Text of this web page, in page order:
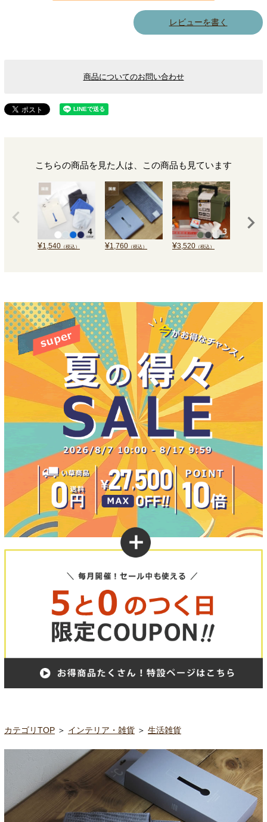
レビューを書く
商品についてのお問い合わせ
こちらの商品を見た人は、この商品も見ています
¥1,540 （税込） ¥1,760 （税込） ¥3,520 （税込）
カテゴリTOP ＞ インテリア・雑貨 ＞ 生活雑貨